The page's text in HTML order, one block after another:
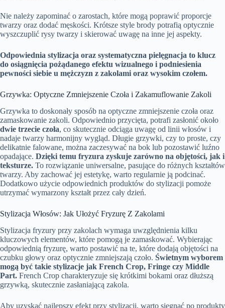
Nie należy zapominać o zarostach, które mogą poprawić proporcje
twarzy oraz dodać męskości. Krótsze style brody potrafią optycznie
wyszczuplić rysy twarzy i skierować uwagę na inne jej aspekty.
Odpowiednia stylizacja oraz systematyczna pielęgnacja to klucz
do osiągnięcia pożądanego efektu wizualnego i podniesienia
pewności siebie u mężczyzn z zakolami oraz wysokim czołem.
Grzywka: Optyczne Zmniejszenie Czoła i Zakamuflowanie Zakoli
Grzywka to doskonały sposób na optyczne zmniejszenie czoła oraz
zamaskowanie zakoli. Odpowiednio przycięta, potrafi zasłonić około
dwie trzecie czoła, co skutecznie odciąga uwagę od linii włosów i
nadaje twarzy harmonijny wygląd. Długie grzywki, czy to proste, czy
delikatnie falowane, można zaczesywać na bok lub pozostawić luźno
opadające. Dzięki temu fryzura zyskuje zarówno na objętości, jak i
teksturze. To rozwiązanie uniwersalne, pasujące do różnych kształtów
twarzy. Aby zachować jej estetykę, warto regularnie ją podcinać.
Dodatkowo użycie odpowiednich produktów do stylizacji pomoże
utrzymać wymarzony kształt przez cały dzień.
Stylizacja Włosów: Jak Ułożyć Fryzurę Z Zakolami
Stylizacja fryzury przy zakolach wymaga uwzględnienia kilku
kluczowych elementów, które pomogą je zamaskować. Wybierając
odpowiednią fryzurę, warto postawić na te, które dodają objętości na
czubku głowy oraz optycznie zmniejszają czoło. Świetnym wyborem
mogą być takie stylizacje jak French Crop, Fringe czy Middle
Part. French Crop charakteryzuje się krótkimi bokami oraz dłuższą
grzywką, skutecznie zasłaniającą zakola.
Aby uzyskać najlepszy efekt przy stylizacji, warto sięgnąć po produkty